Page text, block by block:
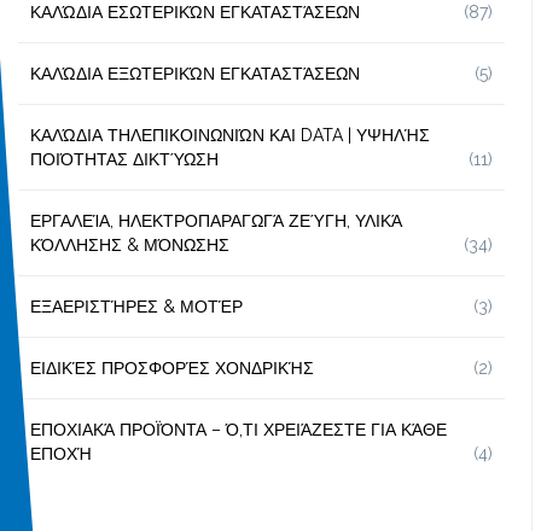
ΚΑΛΏΔΙΑ ΕΣΩΤΕΡΙΚΏΝ ΕΓΚΑΤΑΣΤΆΣΕΩΝ (87)
ΚΑΛΏΔΙΑ ΕΞΩΤΕΡΙΚΏΝ ΕΓΚΑΤΑΣΤΆΣΕΩΝ (5)
ΚΑΛΏΔΙΑ ΤΗΛΕΠΙΚΟΙΝΩΝΙΏΝ ΚΑΙ DATA | ΥΨΗΛΉΣ
ΠΟΙΌΤΗΤΑΣ ΔΙΚΤΎΩΣΗ
(11)
ΕΡΓΑΛΕΊΑ, ΗΛΕΚΤΡΟΠΑΡΑΓΩΓΆ ΖΕΎΓΗ, ΥΛΙΚΆ
ΚΌΛΛΗΣΗΣ & ΜΌΝΩΣΗΣ
(34)
ΕΞΑΕΡΙΣΤΉΡΕΣ & ΜΟΤΈΡ (3)
ΕΙΔΙΚΈΣ ΠΡΟΣΦΟΡΈΣ ΧΟΝΔΡΙΚΉΣ (2)
ΕΠΟΧΙΑΚΆ ΠΡΟΪΌΝΤΑ – Ό,ΤΙ ΧΡΕΙΆΖΕΣΤΕ ΓΙΑ ΚΆΘΕ
ΕΠΟΧΉ
(4)